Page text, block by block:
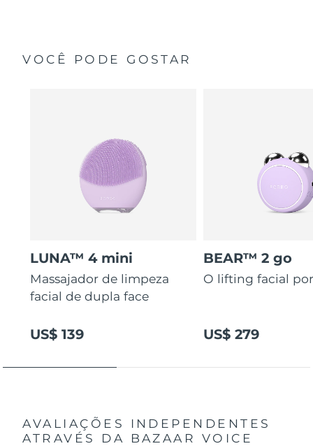
VOCÊ PODE GOSTAR
LUNA™ 4 mini
Massajador de limpeza
facial de dupla face
US$ 139
BEAR™ 2 go
O lifting facial
US$ 279
AVALIAÇÕES INDEPENDENTES
ATRAVÉS DA BAZAAR VOICE